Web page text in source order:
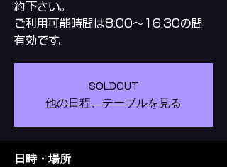
約下さい。
ご利用可能時間は8:00～16:30の間
SOLDOUT
他の日程、テーブルを見る
日時・場所